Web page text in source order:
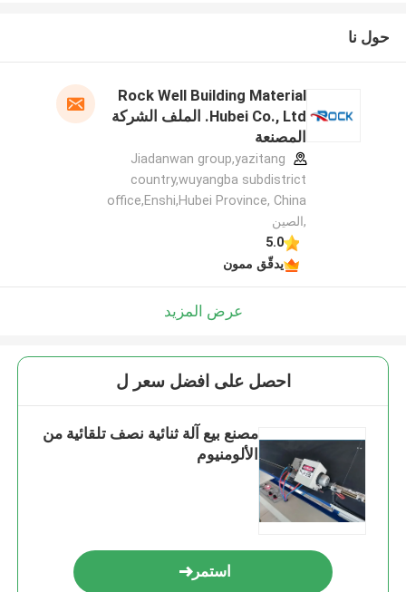
حول نا
Rock Well Building Material
Hubei Co., Ltd. الملف الشركة
المصنعة
Jiadanwan group,yazitang
country,wuyangba subdistrict
office,Enshi,Hubei Province, China
,الصين
5.0
يدقّق ممون
عرض المزيد
احصل على افضل سعر ل
مصنع بيع آلة ثنائية نصف تلقائية من
الألومنيوم
استمر